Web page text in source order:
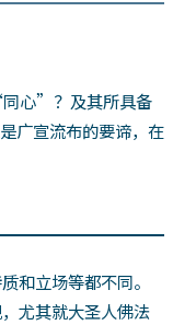
心”？及其所具备
广宣流布的要谛，在
立场等都不同。
尤其就大圣人佛法